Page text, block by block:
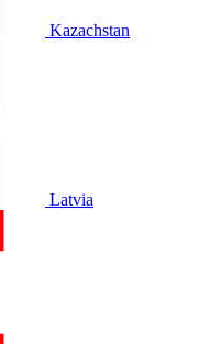
Kazachstan
Latvia